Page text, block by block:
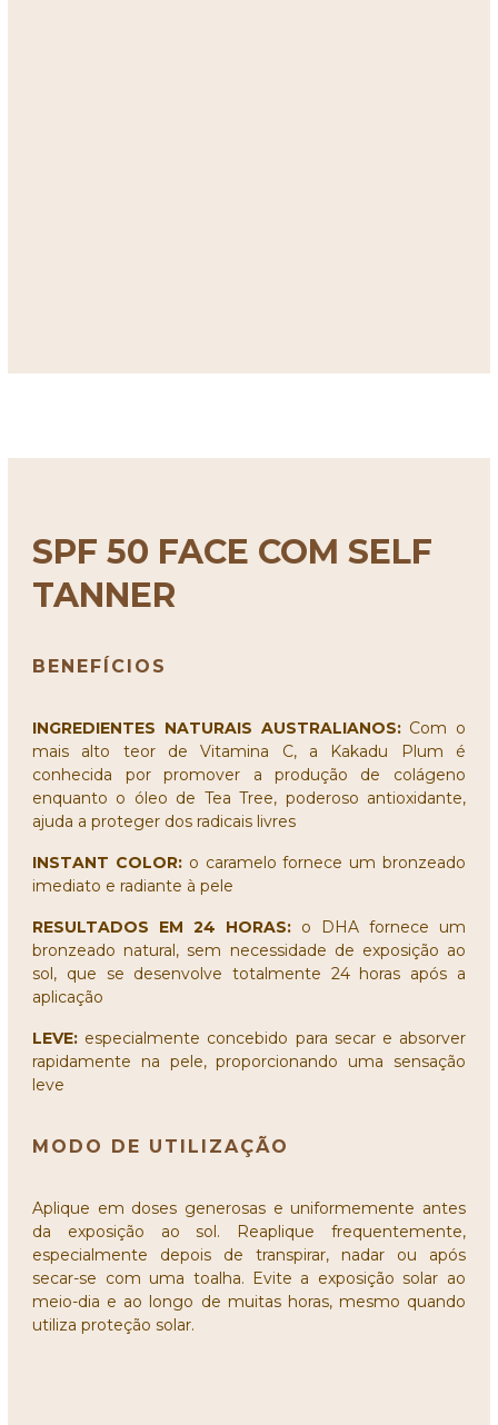
SPF 50 FACE COM SELF
TANNER
BENEFÍCIOS
INGREDIENTES NATURAIS AUSTRALIANOS: Com o
mais alto teor de Vitamina C, a Kakadu Plum é
conhecida por promover a produção de colágeno
enquanto o óleo de Tea Tree, poderoso antioxidante,
ajuda a proteger dos radicais livres
INSTANT COLOR: o caramelo fornece um bronzeado
imediato e radiante à pele
RESULTADOS EM 24 HORAS: o DHA fornece um
bronzeado natural, sem necessidade de exposição ao
sol, que se desenvolve totalmente 24 horas após a
aplicação
LEVE: especialmente concebido para secar e absorver
rapidamente na pele, proporcionando uma sensação
leve
MODO DE UTILIZAÇÃO
Aplique em doses generosas e uniformemente antes
da exposição ao sol. Reaplique frequentemente,
especialmente depois de transpirar, nadar ou após
secar-se com uma toalha. Evite a exposição solar ao
meio-dia e ao longo de muitas horas, mesmo quando
utiliza proteção solar.